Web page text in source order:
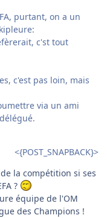
purtant, on a un
c'st tout
c'est pas loin, mais
via un ami
<{POST_SNAPBACK}>
la compétition si ses
?
équipe de l'OM
des Champions !